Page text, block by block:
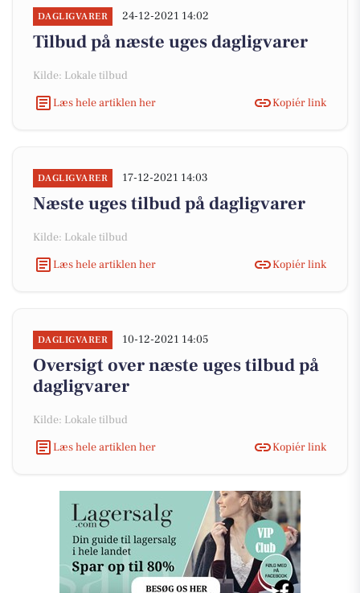
DAGLIGVARER 24-12-2021 14:02
Tilbud på næste uges dagligvarer
Kilde: Lokale tilbud
Læs hele artiklen her
Kopiér link
DAGLIGVARER 17-12-2021 14:03
Næste uges tilbud på dagligvarer
Kilde: Lokale tilbud
Læs hele artiklen her
Kopiér link
DAGLIGVARER 10-12-2021 14:05
Oversigt over næste uges tilbud på
dagligvarer
Kilde: Lokale tilbud
Læs hele artiklen her
Kopiér link